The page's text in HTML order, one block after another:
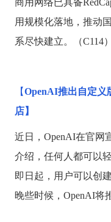
商用网络已具备
用规模化落地，推动
系尽快建立。（C114）
【OpenAI推出自定义
店】
近日， OpenAI在官网
介绍，任何人都可以
即日起，用户可以创
晚些时候，OpenAI将